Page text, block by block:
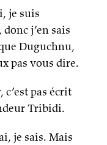
je suis
j’en sais
Duguchnu,
pas vous dire.
pas écrit
Tribidi.
je sais. Mais